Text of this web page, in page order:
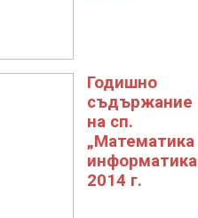
Годишно
съдържание
на сп.
„Математика
2014 г.